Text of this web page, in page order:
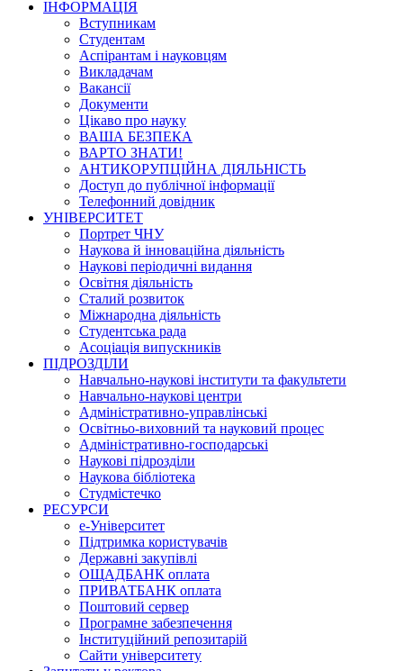
ІНФОРМАЦІЯ
Вступникам
Студентам
Аспірантам і науковцям
Викладачам
Вакансії
Документи
Цікаво про науку
ВАША БЕЗПЕКА
ВАРТО ЗНАТИ!
АНТИКОРУПЦІЙНА ДІЯЛЬНІСТЬ
Доступ до публічної інформації
Телефонний довідник
УНІВЕРСИТЕТ
Портрет ЧНУ
Наукова й інноваційна діяльність
Наукові періодичні видання
Освітня діяльність
Сталий розвиток
Міжнародна діяльність
Студентська рада
Асоціація випускників
ПІДРОЗДІЛИ
Навчально-наукові інститути та факультети
Навчально-наукові центри
Адміністративно-управлінські
Освітньо-виховний та науковий процес
Адміністративно-господарські
Наукові підрозділи
Наукова бібліотека
Студмістечко
РЕСУРСИ
е-Університет
Підтримка користувачів
Державні закупівлі
ОЩАДБАНК оплата
ПРИВАТБАНК оплата
Поштовий сервер
Програмне забезпечення
Інституційний репозитарій
Сайти університету